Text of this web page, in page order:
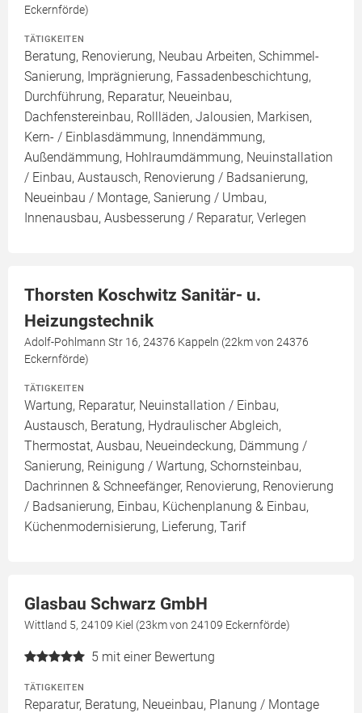
Eckernförde)
TÄTIGKEITEN
Beratung, Renovierung, Neubau Arbeiten, Schimmel-
Sanierung, Imprägnierung, Fassadenbeschichtung,
Durchführung, Reparatur, Neueinbau,
Dachfenstereinbau, Rollläden, Jalousien, Markisen,
Kern- / Einblasdämmung, Innendämmung,
Außendämmung, Hohlraumdämmung, Neuinstallation
/ Einbau, Austausch, Renovierung / Badsanierung,
Neueinbau / Montage, Sanierung / Umbau,
Innenausbau, Ausbesserung / Reparatur, Verlegen
Thorsten Koschwitz Sanitär- u.
Heizungstechnik
Adolf-Pohlmann Str 16, 24376 Kappeln (22km von 24376
Eckernförde)
TÄTIGKEITEN
Wartung, Reparatur, Neuinstallation / Einbau,
Austausch, Beratung, Hydraulischer Abgleich,
Thermostat, Ausbau, Neueindeckung, Dämmung /
Sanierung, Reinigung / Wartung, Schornsteinbau,
Dachrinnen & Schneefänger, Renovierung, Renovierung
/ Badsanierung, Einbau, Küchenplanung & Einbau,
Küchenmodernisierung, Lieferung, Tarif
Glasbau Schwarz GmbH
Wittland 5, 24109 Kiel (23km von 24109 Eckernförde)
5 mit einer Bewertung
TÄTIGKEITEN
Reparatur, Beratung, Neueinbau, Planung / Montage